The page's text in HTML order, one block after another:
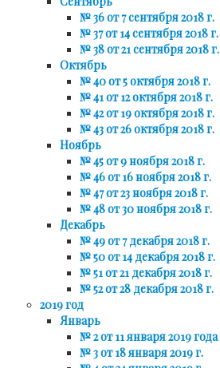
№ 36 от 7 сентября 2018 г.
№ 37 от 14 сентября 2018 г.
№ 38 от 21 сентября 2018 г.
Октябрь
№ 40 от 5 октября 2018 г.
№ 41 от 12 октября 2018 г.
№ 42 от 19 октября 2018 г.
№ 43 от 26 октября 2018 г.
Ноябрь
№ 45 от 9 ноября 2018 г.
№ 46 от 16 ноября 2018 г.
№ 47 от 23 ноября 2018 г.
№ 48 от 30 ноября 2018 г.
Декабрь
№ 49 от 7 декабря 2018 г.
№ 50 от 14 декабря 2018 г.
№ 51 от 21 декабря 2018 г.
№ 52 от 28 декабря 2018 г.
2019 год
Январь
№ 2 от 11 января 2019 года
№ 3 от 18 января 2019 г.